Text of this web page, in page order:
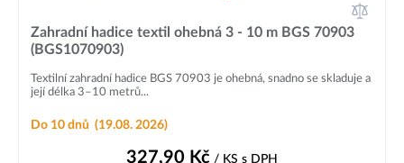
Zahradní hadice textil ohebná 3 - 10 m BGS 70903
(BGS1070903)
Textilní zahradní hadice BGS 70903 je ohebná, snadno se skladuje a
její délka 3–10 metrů...
Do 10 dnů (19.08. 2026)
327,90 Kč / KS s DPH